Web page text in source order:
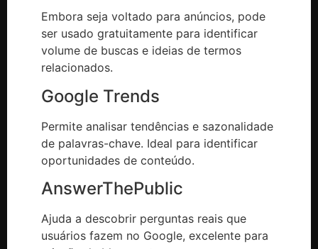
Embora seja voltado para anúncios, pode
ser usado gratuitamente para identificar
volume de buscas e ideias de termos
relacionados.
Google Trends
Permite analisar tendências e sazonalidade
de palavras-chave. Ideal para identificar
oportunidades de conteúdo.
AnswerThePublic
Ajuda a descobrir perguntas reais que
usuários fazem no Google, excelente para